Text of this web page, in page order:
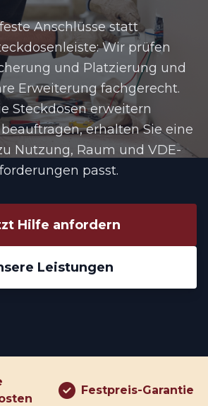
Anschlüsse statt
Wir prüfen
und Platzierung und
Erweiterung fachgerecht.
Steckdosen erweitern
erhalten Sie eine
Nutzung, Raum und VDE-
passt.
Hilfe anfordern
Leistungen
Festpreis-Garantie